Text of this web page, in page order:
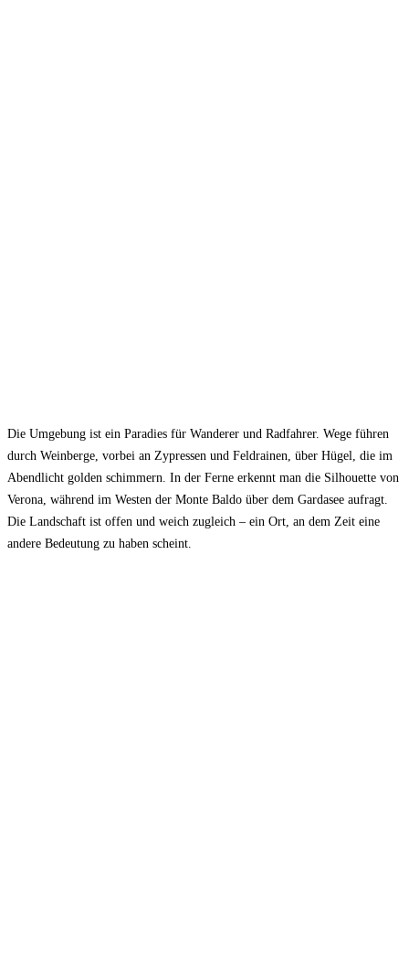
Die Umgebung ist ein Paradies für Wanderer und Radfahrer. Wege führen
durch Weinberge, vorbei an Zypressen und Feldrainen, über Hügel, die im
Abendlicht golden schimmern. In der Ferne erkennt man die Silhouette von
Verona, während im Westen der Monte Baldo über dem Gardasee aufragt.
Die Landschaft ist offen und weich zugleich – ein Ort, an dem Zeit eine
andere Bedeutung zu haben scheint.